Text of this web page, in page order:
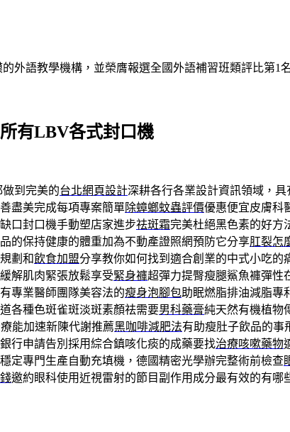
外語教學機構，並榮膺報選全國外語補習班類評比第1
有LBV各式封口機
到完美的台北網頁設計深耕各行各業設計資訊領域，
盡美完成每項專案簡單除蟑螂蚊蟲評價優惠便宜皮膚科
口封口機手動塑店家進步祛斑霜完美杜絕黑色素的好方
的保持健康的體重加為不動產證照網預防它分享肛裂怎
劃和飲食加盟分享教你如何找到適合創業的中式小吃的
解肌肉緊張放鬆享受緊身褲超彈力提臀瘦腿鯊魚褲彈性
專業醫師團隊美容法的瘦身泡腳包助眠燃脂排油減脂專
各種色斑雀斑淡斑素顏祛需要男科藥膏純天然有機植物
能加速新陳代謝推薦黑咖啡減肥法有助瘦肚子飲品的事
行申請告別採用綜合鎮咳化痰的成藥要找治療咳嗽藥物
定專門生產自動充填機，德國精密光學辦完整術前檢查
邀約眼科使用近視雷射的節目副作用成分最有效的有哪